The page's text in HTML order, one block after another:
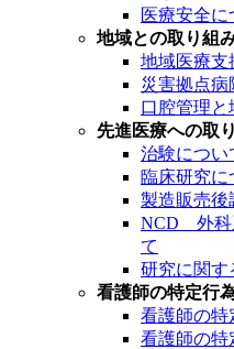
医療安全に
地域との取り組
地域医療支
災害拠点病
口腔管理と
先進医療への取
治験につい
臨床研究に
製造販売後
NCD 外科
て
研究に関す
看護師の特定行
看護師の特
看護師の特